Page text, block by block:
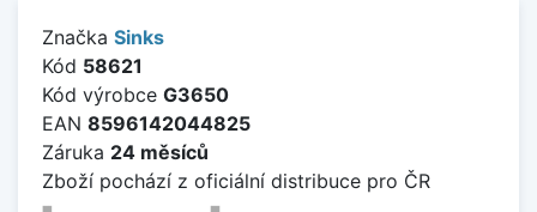
Značka Sinks
Kód 58621
Kód výrobce G3650
EAN 8596142044825
Záruka 24 měsíců
Zboží pochází z oficiální distribuce pro ČR